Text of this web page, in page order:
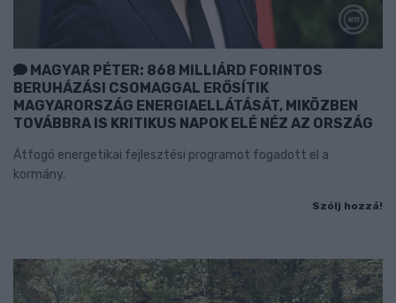
MAGYAR PÉTER: 868 MILLIÁRD FORINTOS
BERUHÁZÁSI CSOMAGGAL ERŐSÍTIK
MAGYARORSZÁG ENERGIAELLÁTÁSÁT, MIKÖZBEN
TOVÁBBRA IS KRITIKUS NAPOK ELÉ NÉZ AZ ORSZÁG
Átfogó energetikai fejlesztési programot fogadott el a
kormány.
Szólj hozzá!